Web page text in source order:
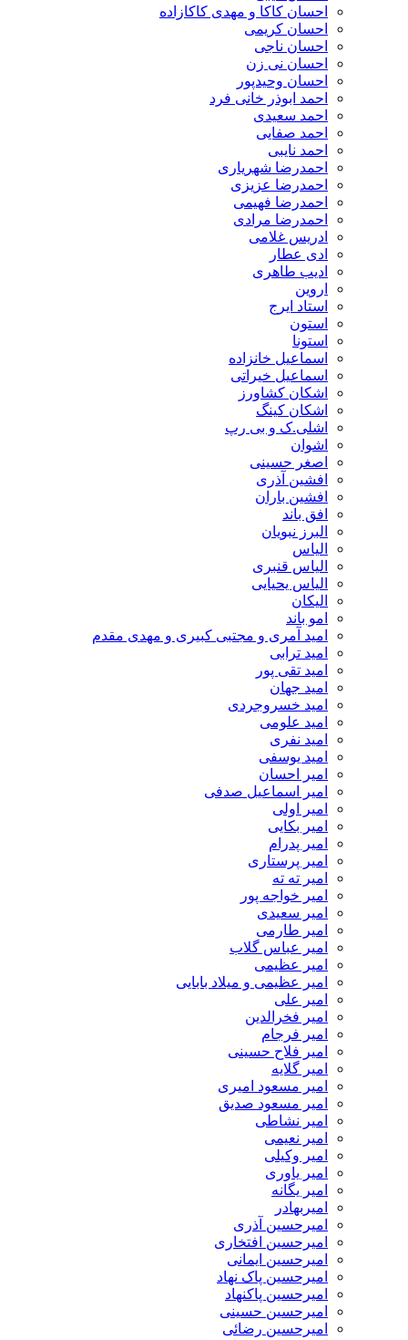
احسان کاکا و مهدی کاکازاده
احسان کریمی
احسان ناجی
احسان نی زن
احسان وحیدپور
احمد ابوذر خانی فرد
احمد سعیدی
احمد صفایی
احمد نایبی
احمدرضا شهریاری
احمدرضا عزیزی
احمدرضا فهیمی
احمدرضا مرادی
ادریس غلامی
ادی عطار
ادیب طاهری
اروین
استاد ایرج
استون
استونا
اسماعیل خانزاده
اسماعیل خیراتی
اشکان کشاورز
اشکان کینگ
اشلی.ک و بی رپ
اشوان
اصغر حسینی
افشین آذری
افشین باران
افق باند
البرز نبویان
الیاس
الیاس قنبرى
الیاس یحیایی
الیکان
امو باند
امید آمری و مجتبی کبیری و مهدى مقدم
امید ترابی
امید تقی پور
امید جهان
امید خسروجردی
امید علومی
امید نفری
امید یوسفی
امیر احسان
امیر اسماعیل صدفی
امیر اولی
امیر بکایی
امیر پدرام
امیر پرستاری
امیر ته ته
امیر خواجه پور
امیر سعیدی
امیر طارمی
امیر عباس گلاب
امیر عظیمی
امیر عظیمی و میلاد بابایی
امیر علی
امیر فخرالدین
امیر فرجام
امیر فلاح حسینی
امیر گلایه
امیر مسعود امیری
امیر مسعود صدیق
امیر نشاطی
امیر نعیمی
امیر وکیلی
امیر یاوری
امیر یگانه
امیربهادر
امیرحسین آذری
امیرحسین افتخاری
امیرحسین ایمانی
امیرحسین پاک نهاد
امیرحسین پاکنهاد
امیرحسین حسینی
امیرحسین رضائی